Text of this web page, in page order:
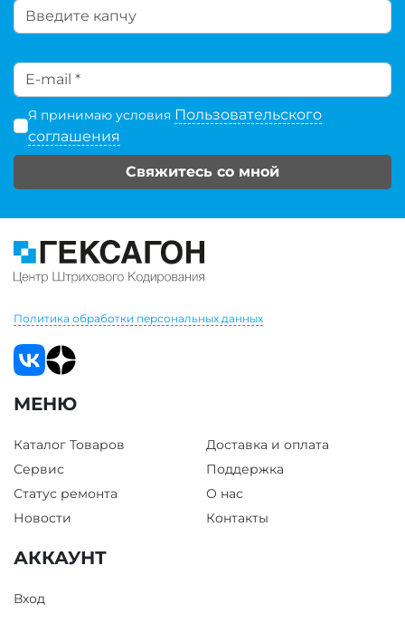
Я принимаю условия Пользовательского
соглашения
Свяжитесь со мной
Политика обработки персональных данных
МЕНЮ
Каталог Товаров
Доставка и оплата
Сервис
Поддержка
Статус ремонта
О нас
Новости
Контакты
АККАУНТ
Вход